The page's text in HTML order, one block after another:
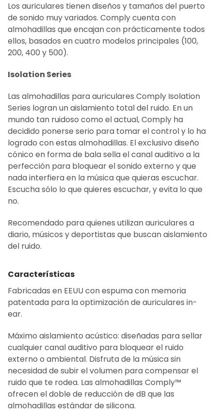
AÑADIR LO
SELECCIONADO
AL CARRITO
Los auriculares tienen diseños y tamaños del puerto
de sonido muy variados. Comply cuenta con
almohadillas que encajan con prácticamente todos
ellos, basados en cuatro modelos principales (100,
200, 400 y 500).
Isolation Series
Las almohadillas para auriculares Comply Isolation
Series logran un aislamiento total del ruido. En un
mundo tan ruidoso como el actual, Comply ha
decidido ponerse serio para tomar el control y lo ha
logrado con estas almohadillas. El exclusivo diseño
cónico en forma de bala sella el canal auditivo a la
perfección para bloquear el sonido externo y que
nada interfiera en la música que quieras escuchar.
Escucha sólo lo que quieres escuchar, y evita lo que
no.
Recomendado para quienes utilizan auriculares a
diario, músicos y deportistas que buscan aislamiento
del ruido.
Características
Fabricadas en EEUU con espuma con memoria
patentada para la optimización de auriculares in-
ear.
Máximo aislamiento acústico: diseñadas para sellar
cualquier canal auditivo para bloquear el ruido
externo o ambiental. Disfruta de la música sin
necesidad de subir el volumen para compensar el
ruido que te rodea. Las almohadillas Comply™
ofrecen el doble de reducción de dB que las
almohadillas estándar de silicona.